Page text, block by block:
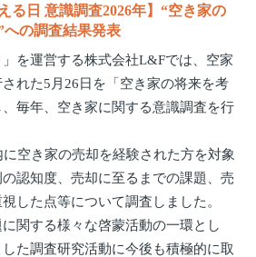
る日 意識調査2026年】“空き家の
の調査結果発表
」を運営する株式会社L&Fでは、空家
れた5月26日を「空き家の将来を考
毎年、空き家に関する意識調査を行
空き家の売却を経験された方を対象
認知度、売却に至るまでの課題、売
した点等について調査しました。
関する様々な啓蒙活動の一環とし
た調査研究活動に今後も積極的に取